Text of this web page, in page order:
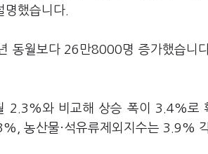
했습니다.
동월보다 26만8000명 증가했습니
2.3%와 비교해 상승 폭이 3.4%로
농산물·석유류제외지수는 3.9%